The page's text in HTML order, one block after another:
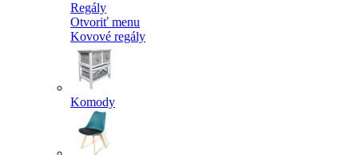
Regály
Otvoriť menu
Kovové regály
Komody